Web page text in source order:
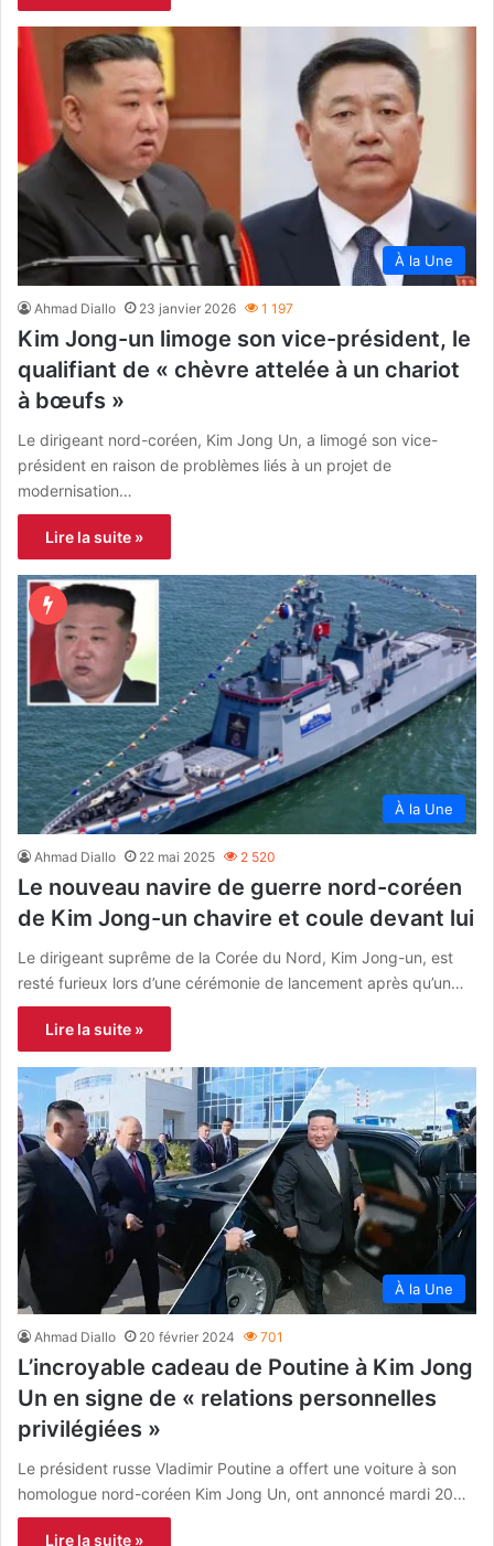
À la Une
Ahmad Diallo 23 janvier 2026 1 197
Kim Jong-un limoge son vice-président, le
qualifiant de « chèvre attelée à un chariot
à bœufs »
Le dirigeant nord-coréen, Kim Jong Un, a limogé son vice-
président en raison de problèmes liés à un projet de
modernisation…
Lire la suite »
À la Une
Ahmad Diallo 22 mai 2025 2 520
Le nouveau navire de guerre nord-coréen
de Kim Jong-un chavire et coule devant lui
Le dirigeant suprême de la Corée du Nord, Kim Jong-un, est
resté furieux lors d’une cérémonie de lancement après qu’un…
Lire la suite »
À la Une
Ahmad Diallo 20 février 2024 701
L’incroyable cadeau de Poutine à Kim Jong
Un en signe de « relations personnelles
privilégiées »
Le président russe Vladimir Poutine a offert une voiture à son
homologue nord-coréen Kim Jong Un, ont annoncé mardi 20…
Lire la suite »